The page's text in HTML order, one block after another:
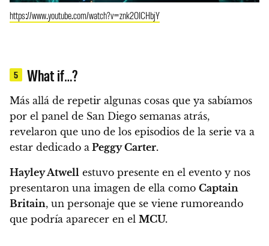
https://www.youtube.com/watch?v=znk2OICHbjY
5 What if…?
Más allá de repetir algunas cosas que ya sabíamos
por el panel de San Diego semanas atrás,
revelaron que uno de los episodios de la serie va a
estar dedicado a Peggy Carter.
Hayley Atwell estuvo presente en el evento y nos
presentaron una imagen de ella como Captain
Britain, un personaje que se viene rumoreando
que podría aparecer en el MCU.